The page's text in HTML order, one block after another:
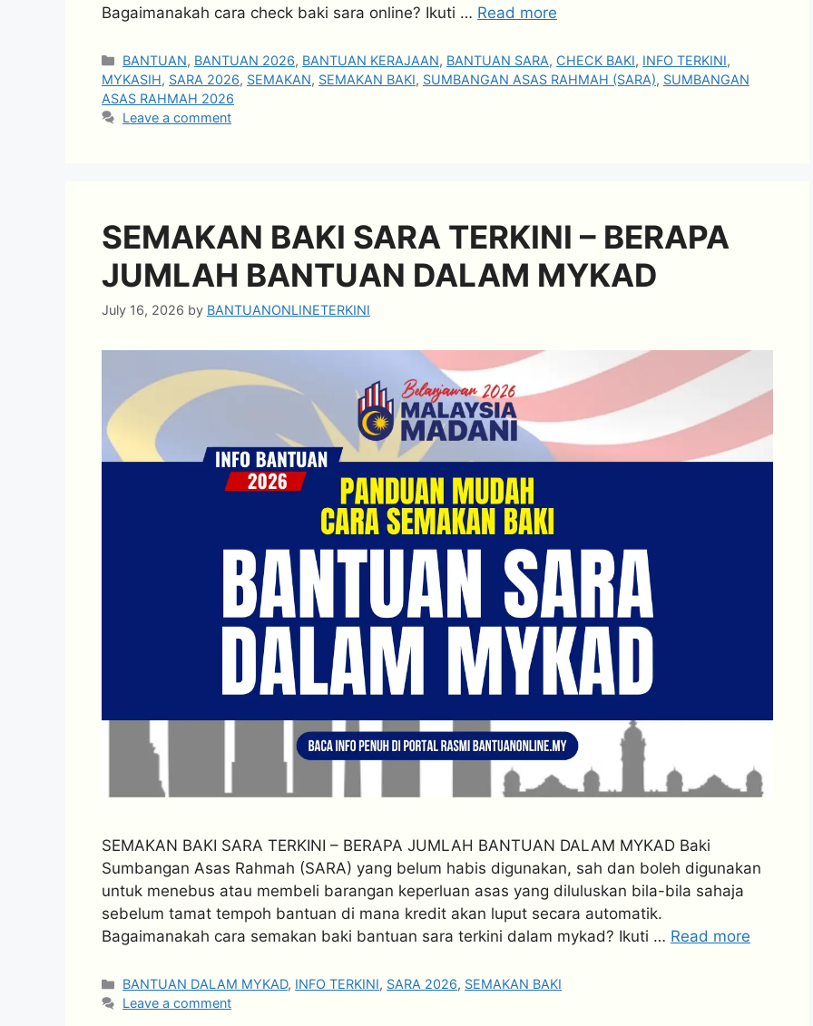
Bagaimanakah cara check baki sara online? Ikuti … Read more
Categories
BANTUAN, BANTUAN 2026, BANTUAN KERAJAAN, BANTUAN SARA, CHECK BAKI, INFO TERKINI,
MYKASIH, SARA 2026, SEMAKAN, SEMAKAN BAKI, SUMBANGAN ASAS RAHMAH (SARA), SUMBANGAN
ASAS RAHMAH 2026
Leave a comment
SEMAKAN BAKI SARA TERKINI – BERAPA
JUMLAH BANTUAN DALAM MYKAD
July 16, 2026 by BANTUANONLINETERKINI
SEMAKAN BAKI SARA TERKINI – BERAPA JUMLAH BANTUAN DALAM MYKAD Baki
Sumbangan Asas Rahmah (SARA) yang belum habis digunakan, sah dan boleh digunakan
untuk menebus atau membeli barangan keperluan asas yang diluluskan bila-bila sahaja
sebelum tamat tempoh bantuan di mana kredit akan luput secara automatik.
Bagaimanakah cara semakan baki bantuan sara terkini dalam mykad? Ikuti … Read more
Categories
BANTUAN DALAM MYKAD, INFO TERKINI, SARA 2026, SEMAKAN BAKI
Leave a comment